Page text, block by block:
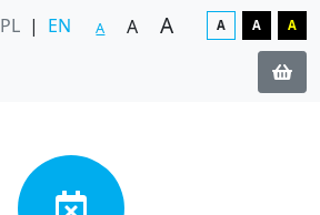
PL | EN A A A A A A